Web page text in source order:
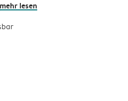
mehr lesen